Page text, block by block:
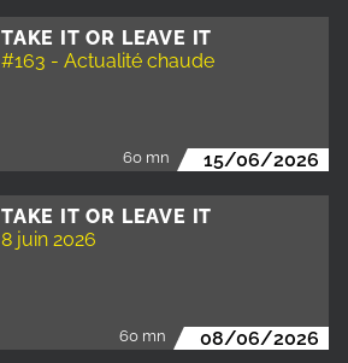
TAKE IT OR LEAVE IT
#163 - Actualité chaude
60 mn 15/06/2026
TAKE IT OR LEAVE IT
8 juin 2026
60 mn 08/06/2026